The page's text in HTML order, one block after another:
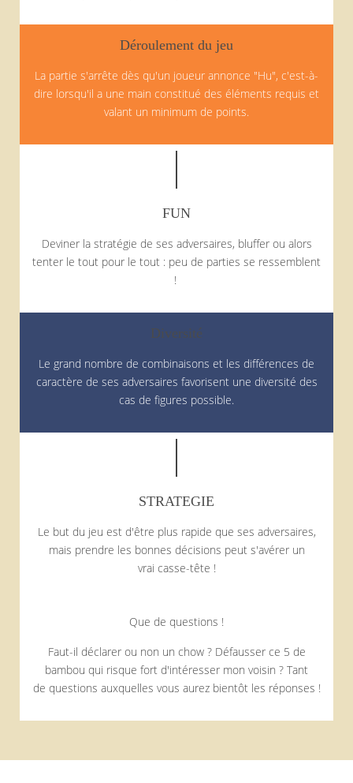
Déroulement du jeu
La partie s'arrête dès qu'un joueur annonce "Hu", c'est-à-
dire lorsqu'il a une main constitué des éléments requis et
valant un minimum de points.
FUN
Deviner la stratégie de ses adversaires, bluffer ou alors
tenter le tout pour le tout : peu de parties se ressemblent
!
Diversité
Le grand nombre de combinaisons et les différences de
caractère de ses adversaires favorisent une diversité des
cas de figures possible.
STRATEGIE
Le but du jeu est d'être plus rapide que ses adversaires,
mais prendre les bonnes décisions peut s'avérer un
vrai casse-tête !
Que de questions !
Faut-il déclarer ou non un chow ? Défausser ce 5 de
bambou qui risque fort d'intéresser mon voisin ? Tant
de questions auxquelles vous aurez bientôt les réponses !